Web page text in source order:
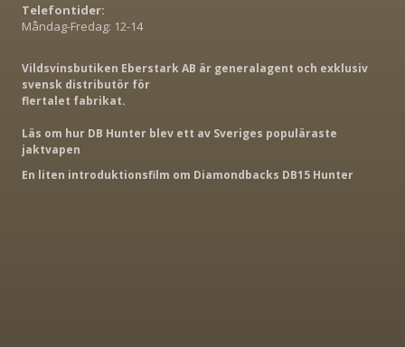
Telefontider:
Måndag-Fredag: 12-14
Vildsvinsbutiken Eberstark AB är generalagent och exklusiv
svensk distributör för
flertalet fabrikat.
Läs om hur DB Hunter blev ett av Sveriges populäraste
jaktvapen
En liten introduktionsfilm om Diamondbacks DB15 Hunter